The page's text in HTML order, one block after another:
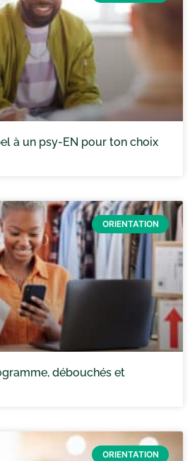
à un psy-EN pour ton choix
ORIENTATION
débouchés et
ORIENTATION